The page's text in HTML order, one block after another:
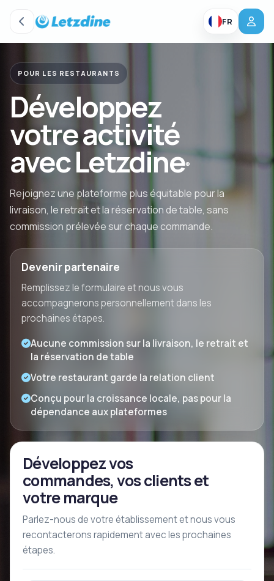
FR
POUR LES RESTAURANTS
Développez
votre activité
avec Letzdine®
Rejoignez une plateforme plus équitable pour la
livraison, le retrait et la réservation de table, sans
commission prélevée sur chaque commande.
Devenir partenaire
Remplissez le formulaire et nous vous
accompagnerons personnellement dans les
prochaines étapes.
Aucune commission sur la livraison, le retrait et
la réservation de table
Votre restaurant garde la relation client
Conçu pour la croissance locale, pas pour la
dépendance aux plateformes
Développez vos
commandes, vos clients et
votre marque
Parlez-nous de votre établissement et nous vous
recontacterons rapidement avec les prochaines
étapes.